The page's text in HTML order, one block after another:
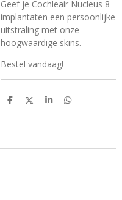
Geef je Cochleair Nucleus 8
implantaten een persoonlijke
uitstraling met onze
hoogwaardige skins.
Bestel vandaag!
D
D
S
D